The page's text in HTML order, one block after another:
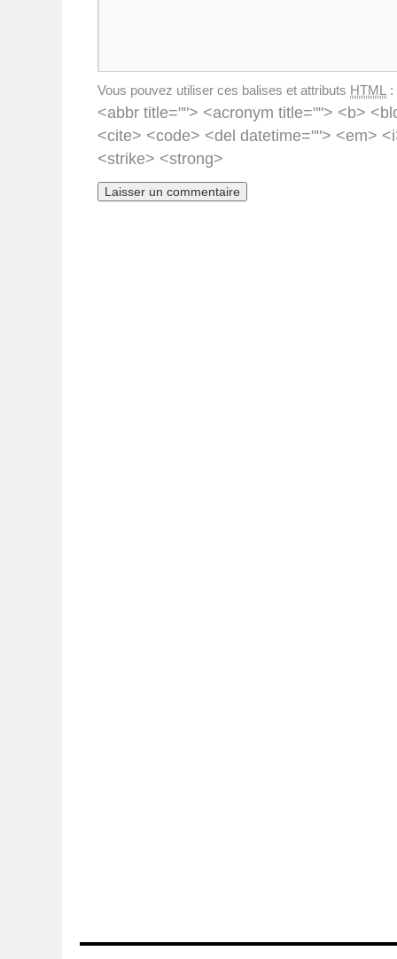
Vous pouvez utiliser ces balises et attributs HTML :
<abbr title=""> <acronym title=""> <b>
<cite> <code> <del datetime=""> <em>
<strike> <strong>